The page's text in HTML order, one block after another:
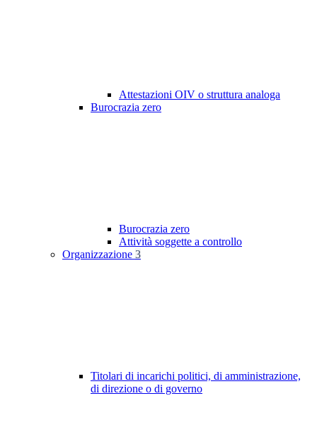
Attestazioni OIV o struttura analoga
Burocrazia zero
Burocrazia zero
Attività soggette a controllo
Organizzazione 3
Titolari di incarichi politici, di amministrazione,
di direzione o di governo